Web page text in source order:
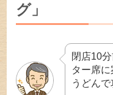
グ」
閉店10
ター席
うどんで